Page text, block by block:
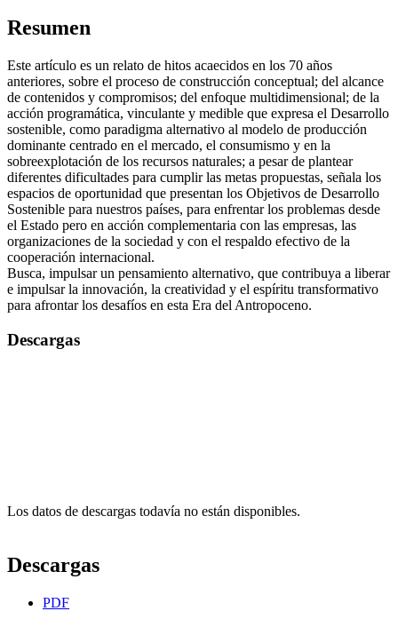
Resumen
Este artículo es un relato de hitos acaecidos en los 70 años
anteriores, sobre el proceso de construcción conceptual; del alcance
de contenidos y compromisos; del enfoque multidimensional; de la
acción programática, vinculante y medible que expresa el Desarrollo
sostenible, como paradigma alternativo al modelo de producción
dominante centrado en el mercado, el consumismo y en la
sobreexplotación de los recursos naturales; a pesar de plantear
diferentes dificultades para cumplir las metas propuestas, señala los
espacios de oportunidad que presentan los Objetivos de Desarrollo
Sostenible para nuestros países, para enfrentar los problemas desde
el Estado pero en acción complementaria con las empresas, las
organizaciones de la sociedad y con el respaldo efectivo de la
cooperación internacional.
Busca, impulsar un pensamiento alternativo, que contribuya a liberar
e impulsar la innovación, la creatividad y el espíritu transformativo
para afrontar los desafíos en esta Era del Antropoceno.
Descargas
Los datos de descargas todavía no están disponibles.
Descargas
PDF